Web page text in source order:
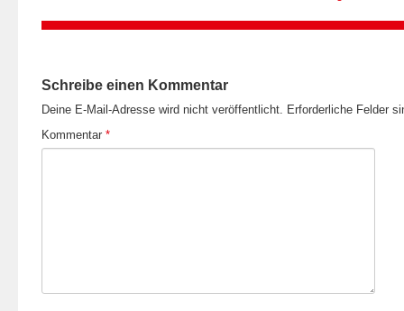
Schreibe einen Kommentar
Deine E-Mail-Adresse wird nicht veröffentlicht. Erforderliche Felder
Kommentar *